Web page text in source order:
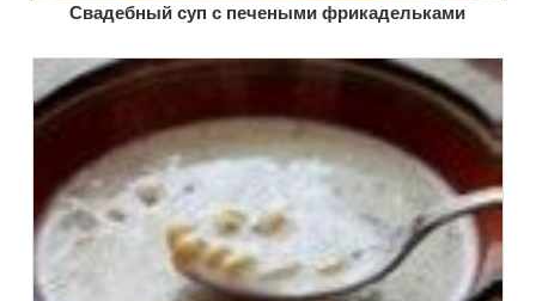
Свадебный суп с печеными фрикадельками